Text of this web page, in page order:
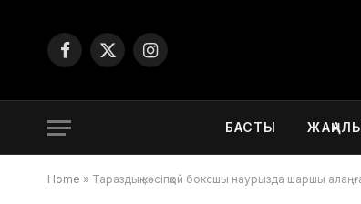
Facebook
X
Instagram
БАСТЫ
Home » Тараздық кәсіпқой боксшы наурызда шаршы